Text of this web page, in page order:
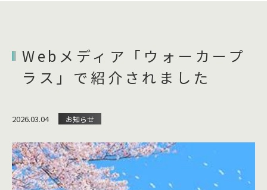
Webメディア「ウォーカープ
ラス」で紹介されました
2026.03.04 お知らせ